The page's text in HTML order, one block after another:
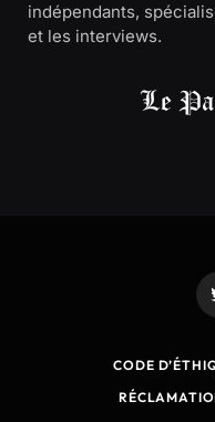
indépendants,
et les interviews.
CODE